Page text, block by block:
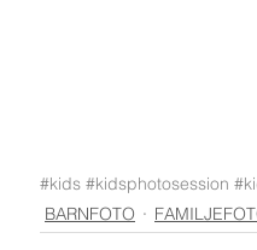
#kids #kidsphotosession
BARNFOTO